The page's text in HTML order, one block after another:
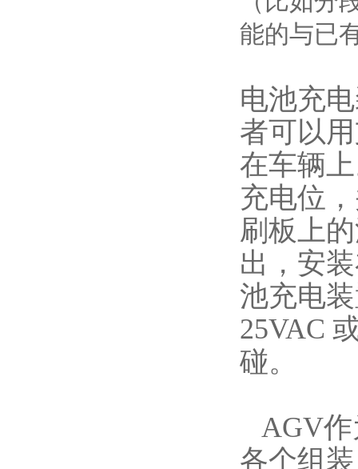
能的与已
电池充
者可以
在车辆
充电位
刷板上
出，安
池充电
25VAC
碰。
AGV作
各个组